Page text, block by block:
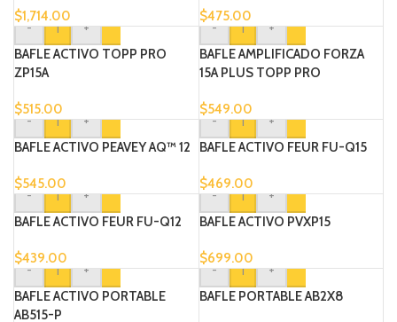
$1,714.00 $475.00
-
+
BAFLE ACTIVO TOPP PRO
ZP15A
$515.00
-
+
BAFLE AMPLIFICADO FORZA
15A PLUS TOPP PRO
$549.00
-
+
BAFLE ACTIVO PEAVEY AQ™ 12
$545.00
-
+
BAFLE ACTIVO FEUR FU-Q15
$469.00
-
+
BAFLE ACTIVO FEUR FU-Q12
$439.00
-
+
BAFLE ACTIVO PVXP15
$699.00
-
+
BAFLE ACTIVO PORTABLE
AB515-P
-
+
BAFLE PORTABLE AB2X8